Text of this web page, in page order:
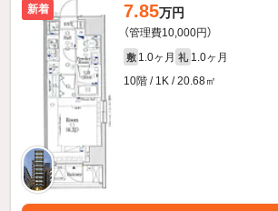
新着 7.85万円
（管理費10,000円）
敷 1.0ヶ月 礼 1.0ヶ月
10階 / 1K / 20.68㎡